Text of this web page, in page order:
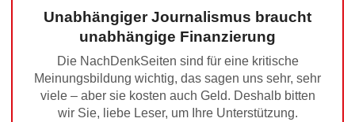
Unabhängiger Journalismus braucht
unabhängige Finanzierung
Die NachDenkSeiten sind für eine kritische
Meinungsbildung wichtig, das sagen uns sehr, sehr
viele – aber sie kosten auch Geld. Deshalb bitten
wir Sie, liebe Leser, um Ihre Unterstützung.